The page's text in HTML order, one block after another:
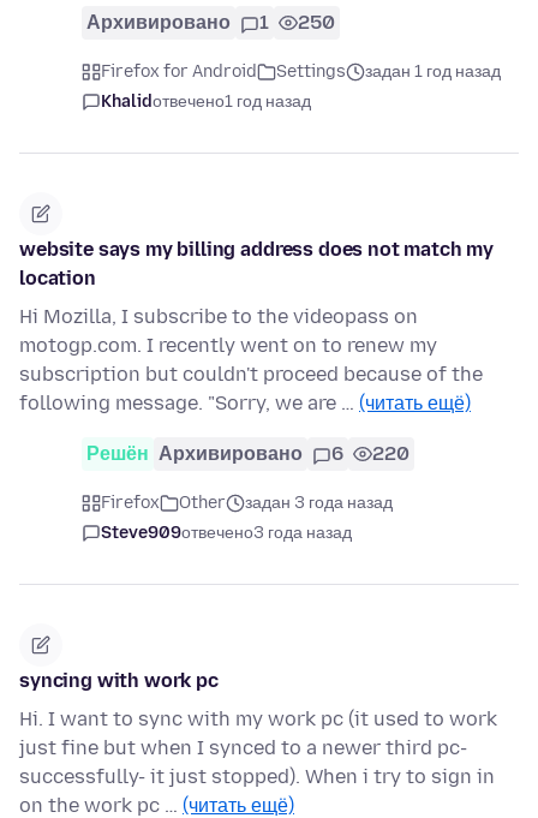
Архивировано 1 250
Firefox for Android Settings
задан 1 год назад
Khalidотвечено1 год назад
website says my billing address does not match my
location
Hi Mozilla, I subscribe to the videopass on
motogp.com. I recently went on to renew my
subscription but couldn't proceed because of the
following message. "Sorry, we are … (читать ещё)
Решён Архивировано 6 220
Firefox Other
задан 3 года назад
Steve909отвечено3 года назад
syncing with work pc
Hi. I want to sync with my work pc (it used to work
just fine but when I synced to a newer third pc-
successfully- it just stopped). When i try to sign in
on the work pc … (читать ещё)